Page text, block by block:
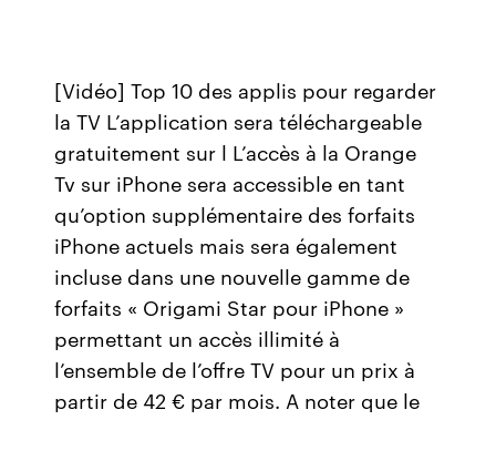
[Vidéo] Top 10 des applis pour regarder
la TV L’application sera téléchargeable
gratuitement sur l L’accès à la Orange
Tv sur iPhone sera accessible en tant
qu’option supplémentaire des forfaits
iPhone actuels mais sera également
incluse dans une nouvelle gamme de
forfaits « Origami Star pour iPhone »
permettant un accès illimité à
l’ensemble de l’offre TV pour un prix à
partir de 42 € par mois. A noter que le